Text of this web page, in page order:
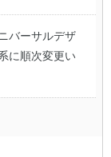
バーサルデザ
に順次変更い